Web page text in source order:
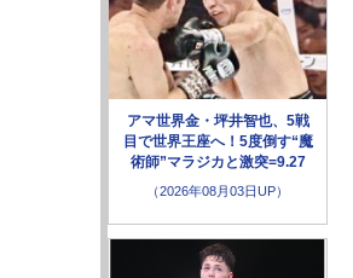
アマ世界金・坪井智也、5戦
目で世界王座へ！5度倒す“魔
術師”マラジカと激突=9.27
（2026年08月03日UP）